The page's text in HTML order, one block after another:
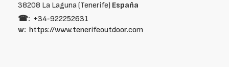
38208 La Laguna (Tenerife) España
☎: +34‑922252631
w: https://www.tenerifeoutdoor.com